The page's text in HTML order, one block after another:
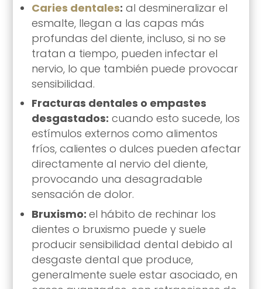
Caries dentales: al desmineralizar el
esmalte, llegan a las capas más
profundas del diente, incluso, si no se
tratan a tiempo, pueden infectar el
nervio, lo que también puede provocar
sensibilidad.
Fracturas dentales o empastes
desgastados: cuando esto sucede, los
estímulos externos como alimentos
fríos, calientes o dulces pueden afectar
directamente al nervio del diente,
provocando una desagradable
sensación de dolor.
Bruxismo: el hábito de rechinar los
dientes o bruxismo puede y suele
producir sensibilidad dental debido al
desgaste dental que produce,
generalmente suele estar asociado, en